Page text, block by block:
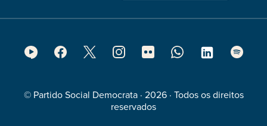
© Partido Social Democrata · 2026 · Todos os direitos
reservados
Footer
Media